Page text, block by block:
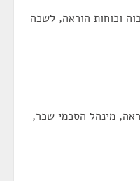
וכוחות הוראה, לשכה
מינהל הסכמי שכר,